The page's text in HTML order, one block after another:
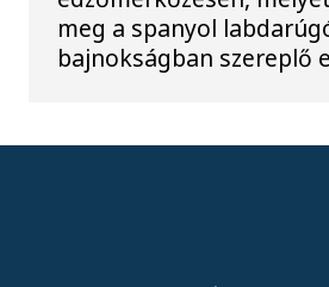
meg a spanyol
bajnokságban szereplő